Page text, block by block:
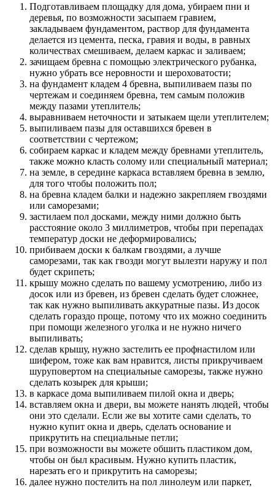
Подготавливаем площадку для дома, убираем пни и
деревья, по возможности засыпаем гравием,
закладываем фундаментом, раствор для фундамента
делается из цемента, песка, гравия и воды, в равных
количествах смешиваем, делаем каркас и заливаем;
зачищаем бревна с помощью электрического рубанка,
нужно убрать все неровности и шероховатости;
на фундамент кладем 4 бревна, выпиливаем пазы по
чертежам и соединяем бревна, тем самым положив
между пазами утеплитель;
выравниваем неточности и затыкаем щели утеплителем;
выпиливаем пазы для оставшихся бревен в
соответствии с чертежом;
собираем каркас и кладем между бревнами утеплитель,
также можно класть солому или специальный материал;
на земле, в середине каркаса вставляем бревна в землю,
для того чтобы положить пол;
на бревна кладем балки и надежно закрепляем гвоздями
или саморезами;
застилаем пол досками, между ними должно быть
расстояние около 3 миллиметров, чтобы при перепадах
температур доски не деформировались;
прибиваем доски к балкам гвоздями, а лучше
саморезами, так как гвозди могут вылезти наружу и пол
будет скрипеть;
крышу можно сделать по вашему усмотрению, либо из
досок или из бревен, из бревен сделать будет сложнее,
так как нужно выпиливать аккуратные пазы. Из досок
сделать гораздо проще, потому что их можно соединить
при помощи железного уголка и не нужно ничего
выпиливать;
сделав крышу, нужно застелить ее профнастилом или
шифером, тоже как вам нравится, листы прикручиваем
шуруповертом на специальные саморезы, также нужно
сделать козырек для крыши;
в каркасе дома выпиливаем пилой окна и дверь;
вставляем окна и двери, вы можете нанять людей, чтобы
они это сделали. Если же вы хотите сами сделать, то
нужно купит окна и дверь, сделать основание и
прикрутить на специальные петли;
при возможности вы можете обшить пластиком дом,
чтобы он был красивым. Нужно купить пластик,
нарезать его и прикрутить на саморезы;
далее нужно постелить на пол линолеум или паркет,